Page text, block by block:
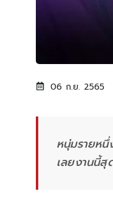
06 ก.ย. 2565
หนุ่มรายหนึ่
เลยงานนี้